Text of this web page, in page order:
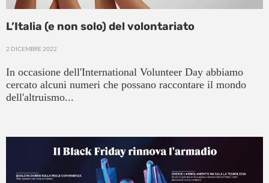
L’Italia (e non solo) del volontariato
2 DICEMBRE 2022
In occasione dell'International Volunteer Day abbiamo
cercato alcuni numeri che possano raccontare il mondo
dell'altruismo...